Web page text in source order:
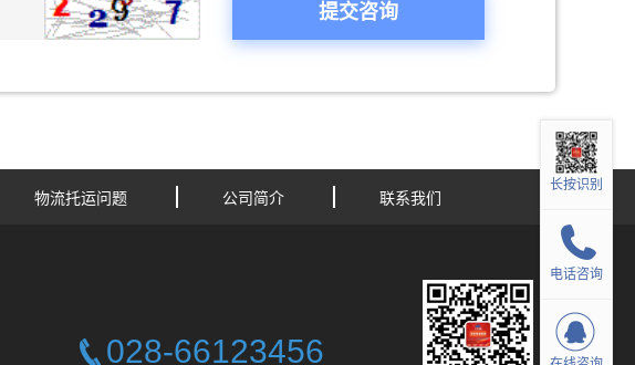
物流托运问题 公司简介 联系我们
028-66123456
长按识别
电话咨询